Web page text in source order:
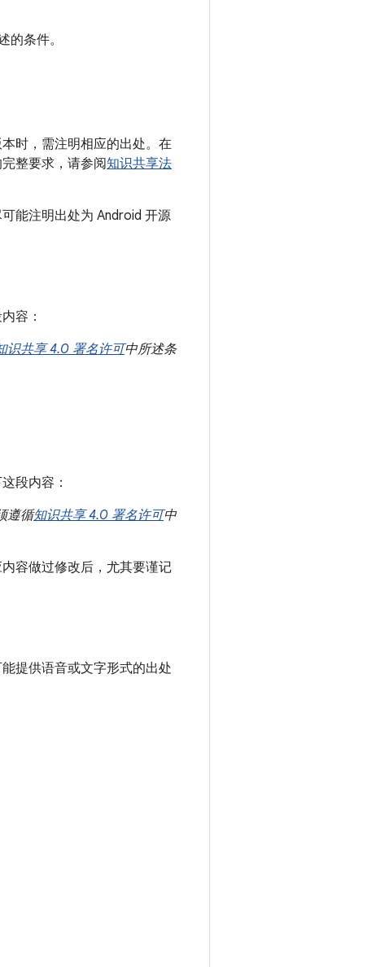
的条件。
时，需注明相应的出处。在
整要求，请参阅知识共享法
能注明出处为 Android 开源
容：
识共享 4.0 署名许可中所述条
段内容：
遵循知识共享 4.0 署名许可中
容做过修改后，尤其要谨记
提供语音或文字形式的出处